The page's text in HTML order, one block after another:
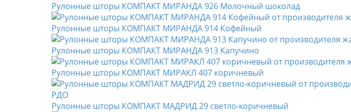
Рулонные шторы КОМПАКТ МИРАНДА 926 Молочный шоколад
Рулонные шторы КОМПАКТ МИРАНДА 914 Кофейный
Рулонные шторы КОМПАКТ МИРАНДА 913 Капучино
Рулонные шторы КОМПАКТ МИРАКЛ 407 коричневый
Рулонные шторы КОМПАКТ МАДРИД 29 светло-коричневый